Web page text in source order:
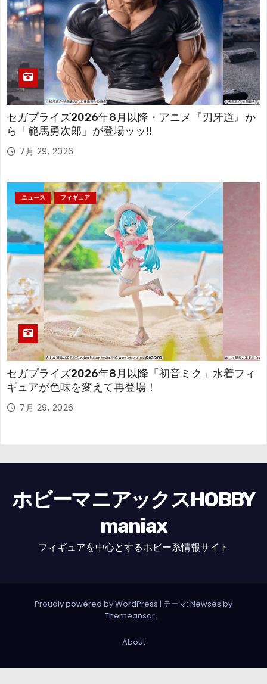
セガプライズ2026年8月以降・アニメ『刃牙道』か
ら「範馬勇次郎」が登場ッッ!!
7月 29, 2026
ニュース フィギュア
セガプライズ2026年8月以降「初音ミク」水着フィ
ギュアが色味を変えて再登場！
7月 29, 2026
ホビーマニアックスHOBBY
maniax
フィギュアを中心とするホビー系情報サイト
Proudly powered by WordPress | テーマ: Newses by
Themeansar。
About